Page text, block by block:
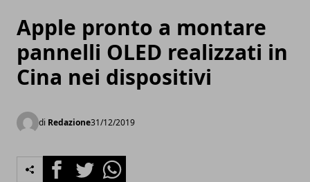
Apple pronto a montare
pannelli OLED realizzati in
Cina nei dispositivi
di Redazione31/12/2019
FacebookTwitterWhatsapp